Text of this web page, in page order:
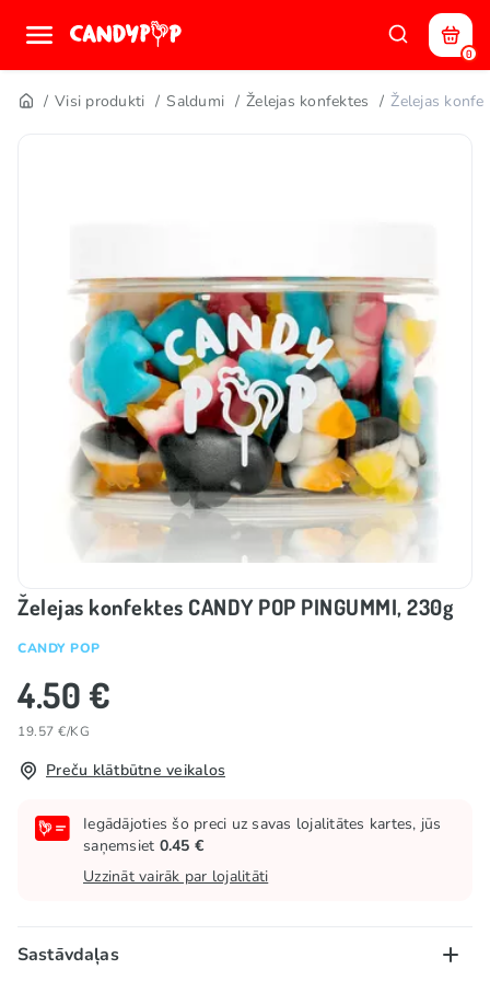
0
Visi produkti Saldumi Želejas konfektes Želejas
Želejas konfektes CANDY POP PINGUMMI, 230g
CANDY POP
4.50 €
19.57 €/KG
Preču klātbūtne veikalos
Iegādājoties šo preci uz savas lojalitātes kartes, jūs
saņemsiet 0.45 €
Uzzināt vairāk par lojalitāti
Sastāvdaļas